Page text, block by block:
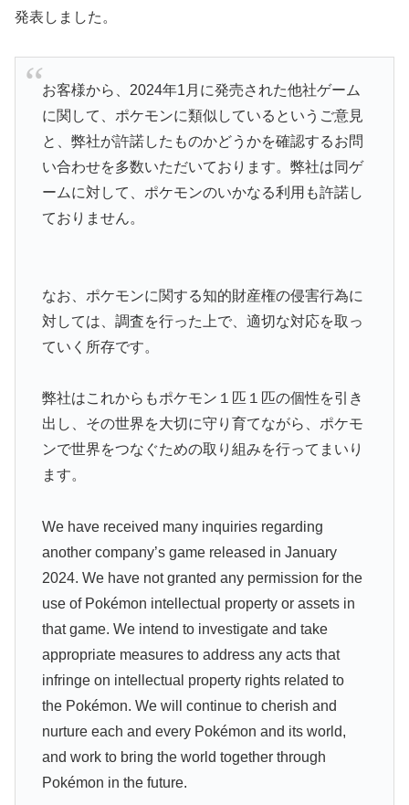
発表しました。
お客様から、2024年1月に発売された他社ゲーム
に関して、ポケモンに類似しているというご意見
と、弊社が許諾したものかどうかを確認するお問
い合わせを多数いただいております。弊社は同ゲ
ームに対して、ポケモンのいかなる利用も許諾し
ておりません。
なお、ポケモンに関する知的財産権の侵害行為に
対しては、調査を行った上で、適切な対応を取っ
ていく所存です。
弊社はこれからもポケモン１匹１匹の個性を引き
出し、その世界を大切に守り育てながら、ポケモ
ンで世界をつなぐための取り組みを行ってまいり
ます。
We have received many inquiries regarding
another company’s game released in January
2024. We have not granted any permission for the
use of Pokémon intellectual property or assets in
that game. We intend to investigate and take
appropriate measures to address any acts that
infringe on intellectual property rights related to
the Pokémon. We will continue to cherish and
nurture each and every Pokémon and its world,
and work to bring the world together through
Pokémon in the future.